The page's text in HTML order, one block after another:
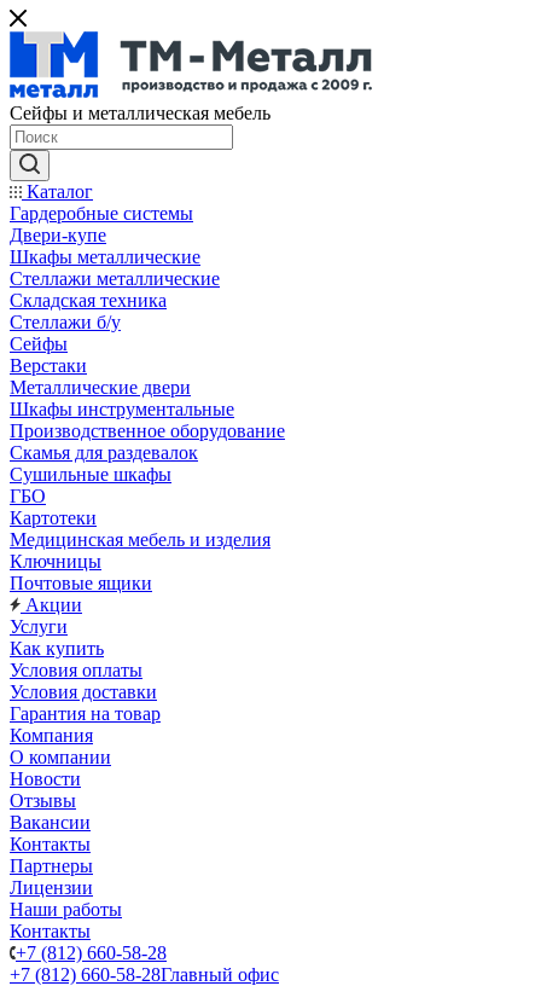
Сейфы и металлическая мебель
Каталог
Гардеробные системы
Двери-купе
Шкафы металлические
Стеллажи металлические
Складская техника
Стеллажи б/у
Сейфы
Верстаки
Металлические двери
Шкафы инструментальные
Производственное оборудование
Скамья для раздевалок
Сушильные шкафы
ГБО
Картотеки
Медицинская мебель и изделия
Ключницы
Почтовые ящики
Акции
Услуги
Как купить
Условия оплаты
Условия доставки
Гарантия на товар
Компания
О компании
Новости
Отзывы
Вакансии
Контакты
Партнеры
Лицензии
Наши работы
Контакты
+7 (812) 660-58-28
+7 (812) 660-58-28Главный офис